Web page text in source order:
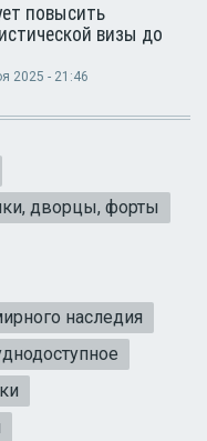
повысить
визы до
2025 - 21:46
дворцы, форты
наследия